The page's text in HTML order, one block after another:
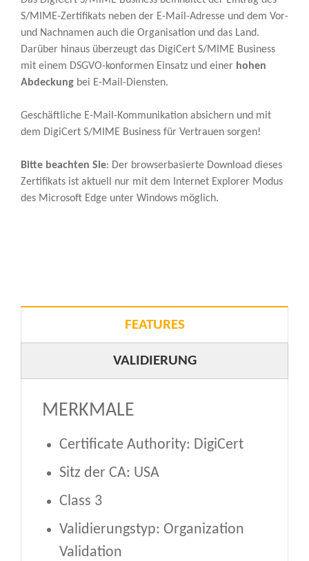
S/MIME-Zertifikats neben der E-Mail-Adresse und dem Vor-
und Nachnamen auch die Organisation und das Land.
Darüber hinaus überzeugt das DigiCert S/MIME Business
mit einem DSGVO-konformen Einsatz und einer hohen
Abdeckung bei E-Mail-Diensten.
Geschäftliche E-Mail-Kommunikation absichern und mit
dem DigiCert S/MIME Business für Vertrauen sorgen!
Bitte beachten Sie: Der browserbasierte Download dieses
Zertifikats ist aktuell nur mit dem Internet Explorer Modus
des Microsoft Edge unter Windows möglich.
FEATURES
VALIDIERUNG
MERKMALE
Certificate Authority: DigiCert
Sitz der CA: USA
Class 3
Validierungstyp: Organization
Validation